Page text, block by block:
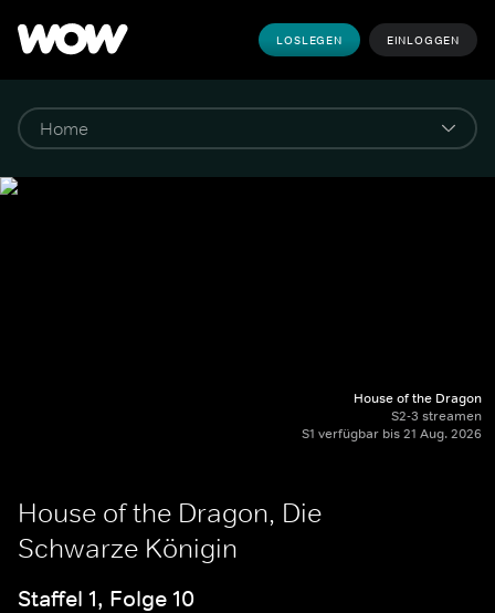
LOSLEGEN EINLOGGEN
House of the Dragon
S2-3 streamen
S1 verfügbar bis 21 Aug. 2026
House of the Dragon, Die
Schwarze Königin
Staffel 1, Folge 10